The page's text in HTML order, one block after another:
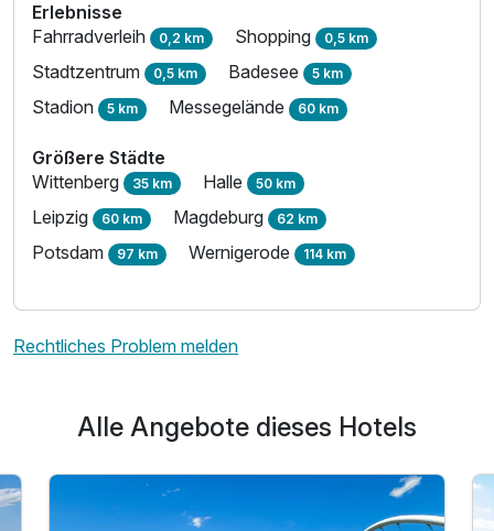
Erlebnisse
Fahrradverleih 0,2 km Shopping 0,5 km
Stadtzentrum 0,5 km Badesee 5 km
Stadion 5 km Messegelände 60 km
Größere Städte
Wittenberg 35 km Halle 50 km
Leipzig 60 km Magdeburg 62 km
Potsdam 97 km Wernigerode 114 km
Rechtliches Problem melden
Alle Angebote dieses Hotels